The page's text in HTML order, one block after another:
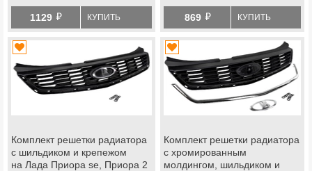
1129 й КУПИТЬ 869 й КУПИТЬ
Комплект решетки радиатора
с шильдиком и крепежом
на Лада Приора se, Приора 2
Комплект решетки радиатора
с хромированным
молдингом, шильдиком и